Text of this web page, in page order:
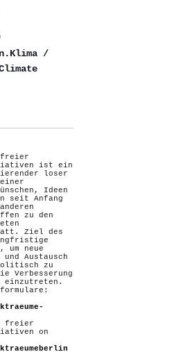
/
freier
ist ein
loser
einer
Ideen
seit Anfang
zu den
Ziel des
neue
und Austausch
zu
Verbesserung
einzutreten.
freier
on